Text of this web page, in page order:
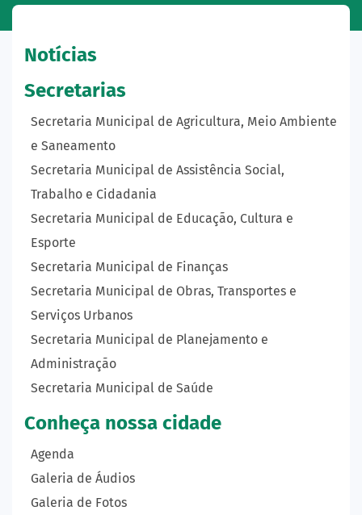
Notícias
Secretarias
Secretaria Municipal de Agricultura, Meio Ambiente
e Saneamento
Secretaria Municipal de Assistência Social,
Trabalho e Cidadania
Secretaria Municipal de Educação, Cultura e
Esporte
Secretaria Municipal de Finanças
Secretaria Municipal de Obras, Transportes e
Serviços Urbanos
Secretaria Municipal de Planejamento e
Administração
Secretaria Municipal de Saúde
Conheça nossa cidade
Agenda
Galeria de Áudios
Galeria de Fotos